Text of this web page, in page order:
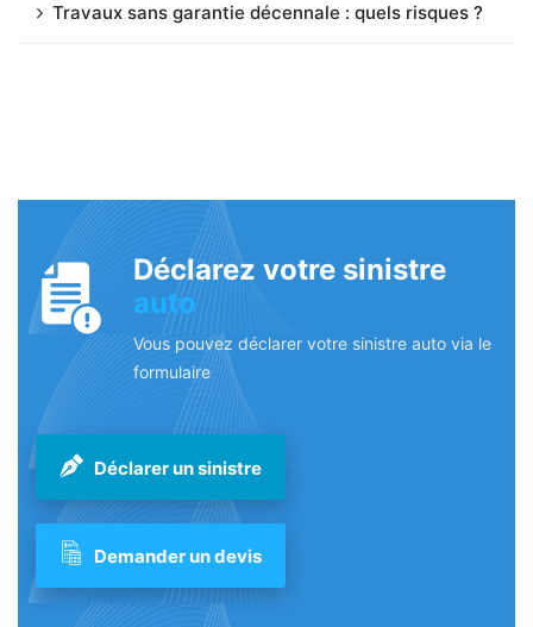
Travaux sans garantie décennale : quels risques ?
Déclarez votre sinistre
auto
Vous pouvez déclarer votre sinistre auto via le
formulaire
Déclarer un sinistre
Demander un devis